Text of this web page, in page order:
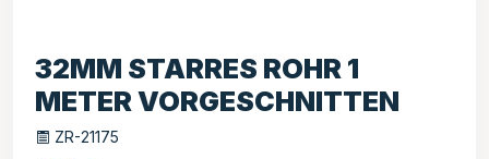
32MM STARRES ROHR 1
METER VORGESCHNITTEN
ZR-21175